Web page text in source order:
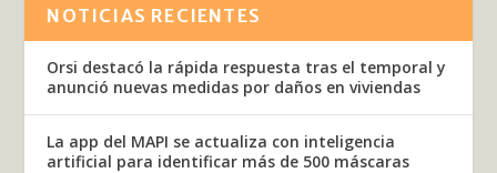
NOTICIAS RECIENTES
Orsi destacó la rápida respuesta tras el temporal y
anunció nuevas medidas por daños en viviendas
La app del MAPI se actualiza con inteligencia
artificial para identificar más de 500 máscaras